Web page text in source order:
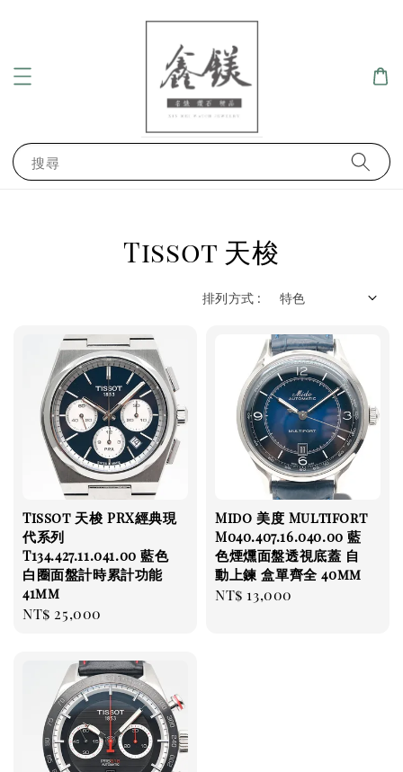
搜尋
Tissot 天梭
排列方式 :
Tissot 天梭 PRX經典現
代系列
T134.427.11.041.00 藍色
白圈面盤計時累計功能
41mm
Regular
NT$ 25,000
Mido 美度 Multifort
M040.407.16.040.00 藍
色煙燻面盤透視底蓋 自
動上鍊 盒單齊全 40mm
Regular
NT$ 13,000